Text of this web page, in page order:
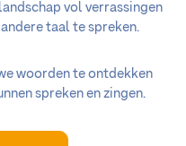
vol verrassingen
taal te spreken.
woorden te ontdekken
spreken en zingen.